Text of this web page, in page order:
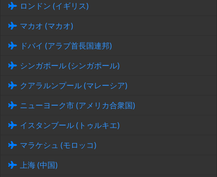
ロンドン (イギリス)
マカオ (マカオ)
ドバイ (アラブ首長国連邦)
シンガポール (シンガポール)
クアラルンプール (マレーシア)
ニューヨーク市 (アメリカ合衆国)
イスタンブール (トゥルキエ)
マラケシュ (モロッコ)
上海 (中国)